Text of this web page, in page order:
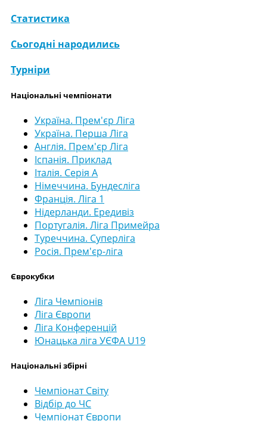
Статистика
Сьогодні народились
Турніри
Національні чемпіонати
Україна. Прем'єр Ліга
Україна. Перша Ліга
Англія. Прем'єр Ліга
Іспанія. Приклад
Італія. Серія А
Німеччина. Бундесліга
Франція. Ліга 1
Нідерланди. Ередивіз
Португалія. Ліга Примейра
Туреччина. Суперліга
Росія. Прем'єр-ліга
Єврокубки
Ліга Чемпіонів
Ліга Європи
Ліга Конференцій
Юнацька ліга УЄФА U19
Національні збірні
Чемпіонат Світу
Відбір до ЧС
Чемпіонат Європи